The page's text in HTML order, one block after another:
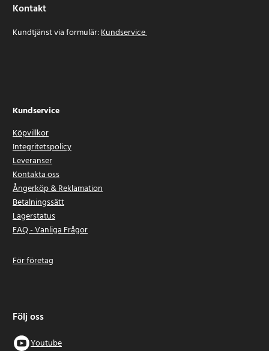
Kontakt
Kundtjänst via formulär:Kundservice
Kundservice
Köpvillkor
Integritetspolicy
Leveranser
Kontakta oss
Ångerköp & Reklamation
Betalningssätt
Lagerstatus
FAQ - Vanliga Frågor
För företag
Följ oss
Youtube